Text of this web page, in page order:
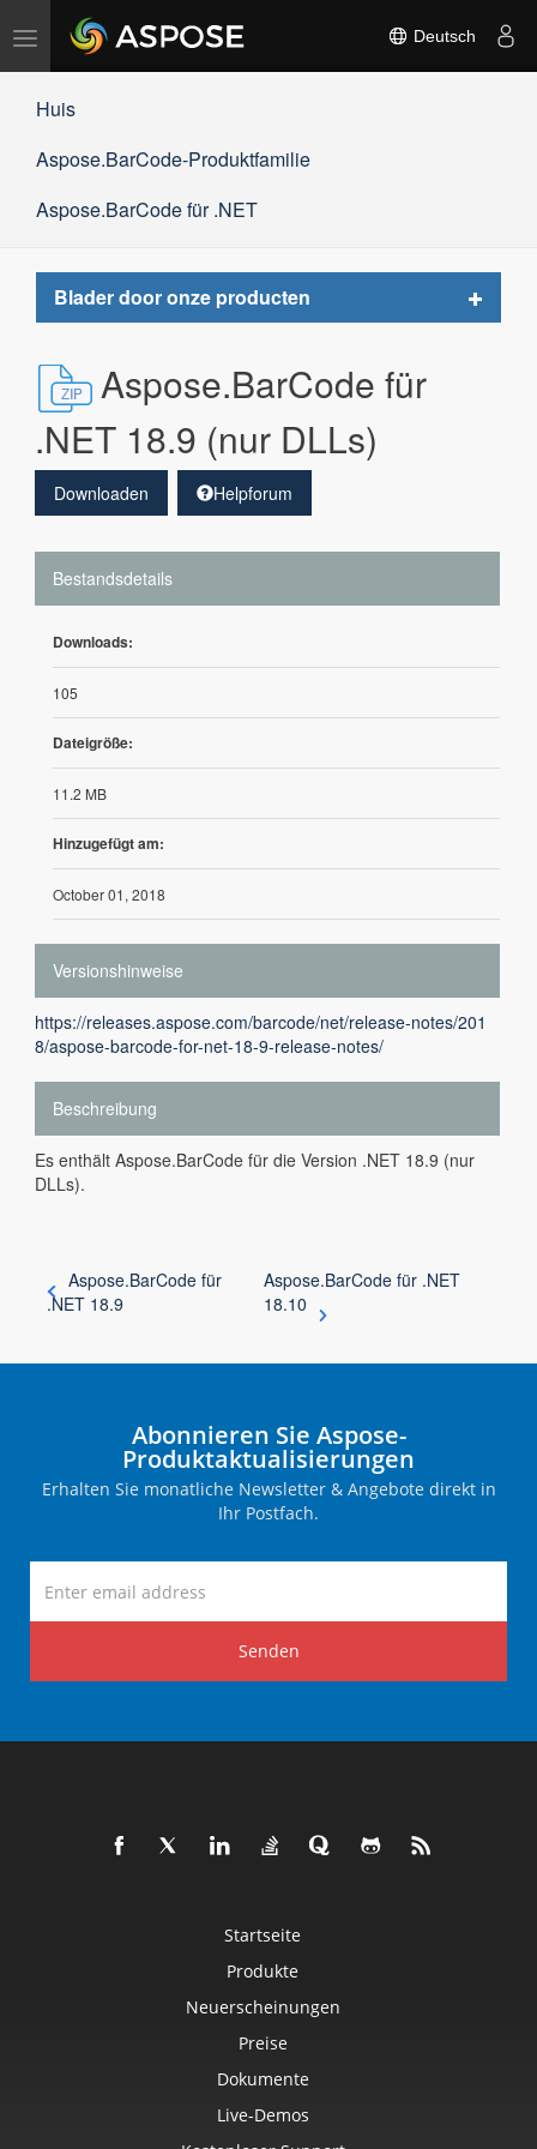
Navigation
umschalten
Deutsch
Huis
Aspose.BarCode-Produktfamilie
Aspose.BarCode für .NET
Blader door onze producten
Toggle
Aspose.BarCode für
.NET 18.9 (nur DLLs)
Downloaden Helpforum
Bestandsdetails
Downloads:
105
Dateigröße:
11.2 MB
Hinzugefügt am:
October 01, 2018
Versionshinweise
https://releases.aspose.com/barcode/net/release-notes/201
8/aspose-barcode-for-net-18-9-release-notes/
Beschreibung
Es enthält Aspose.BarCode für die Version .NET 18.9 (nur
DLLs).
Aspose.BarCode für
.NET 18.9
Aspose.BarCode für .NET
18.10
Abonnieren Sie Aspose-
Produktaktualisierungen
Erhalten Sie monatliche Newsletter & Angebote direkt in
Ihr Postfach.
Senden
Startseite
Produkte
Neuerscheinungen
Preise
Dokumente
Live-Demos